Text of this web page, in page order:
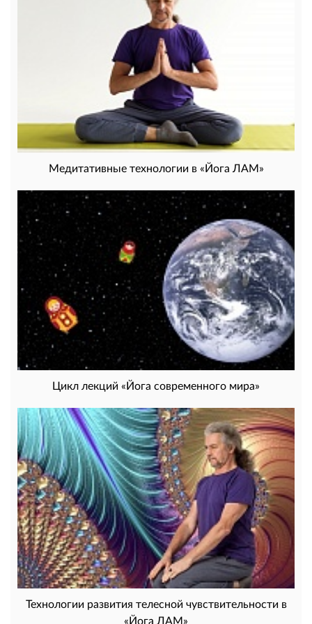
Медитативные технологии в «Йога ЛАМ»
Цикл лекций «Йога современного мира»
Технологии развития телесной чувствительности в
«Йога ЛАМ»